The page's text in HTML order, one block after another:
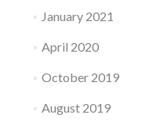
January 2021
April 2020
October 2019
August 2019